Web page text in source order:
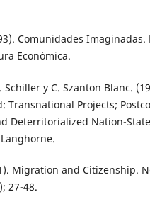
Comunidades Imaginadas.
Económica.
Schiller y C. Szanton Blanc.
Transnational Projects;
Deterritorialized Nation-
Migration and Citizenship.
27-48.